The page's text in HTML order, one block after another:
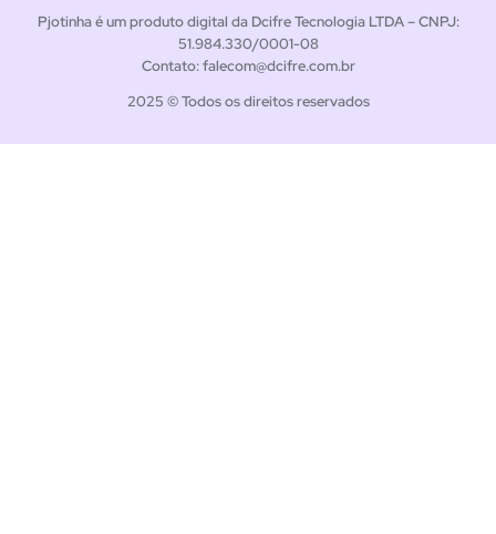
Pjotinha é um produto digital da Dcifre Tecnologia LTDA – CNPJ:
51.984.330/0001-08
Contato: falecom@dcifre.com.br
2025 © Todos os direitos reservados